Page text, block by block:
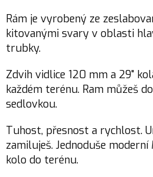
Rám je vyrobený ze
kitovanými svary v oblasti
trubky.
Zdvih vidlice 120 mm a 29"
každém terénu. Ram můžeš
sedlovkou.
Tuhost, přesnost a rychlost.
zamiluješ. Jednoduše
kolo do terénu.